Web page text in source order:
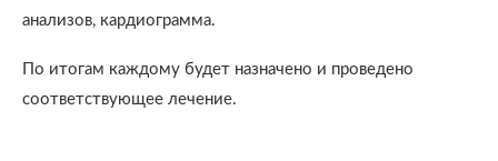
анализов, кардиограмма.
По итогам каждому будет назначено и проведено
соответствующее лечение.